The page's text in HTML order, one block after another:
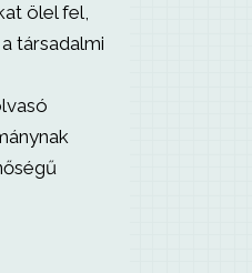
ölel fel,
társadalmi